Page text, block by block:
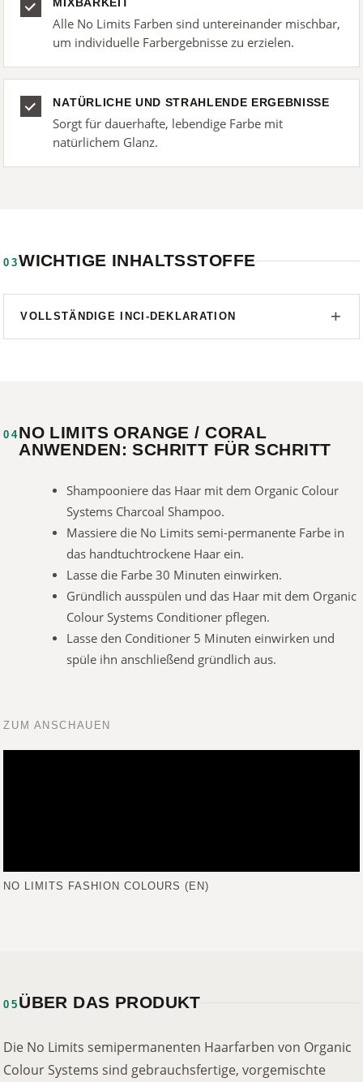
MIXBARKEIT
Alle No Limits Farben sind untereinander mischbar,
um individuelle Farbergebnisse zu erzielen.
NATÜRLICHE UND STRAHLENDE ERGEBNISSE
Sorgt für dauerhafte, lebendige Farbe mit
natürlichem Glanz.
03WICHTIGE INHALTSSTOFFE
VOLLSTÄNDIGE INCI-DEKLARATION
04NO LIMITS ORANGE / CORAL
ANWENDEN: SCHRITT FÜR SCHRITT
Shampooniere das Haar mit dem Organic Colour
Systems Charcoal Shampoo.
Massiere die No Limits semi-permanente Farbe in
das handtuchtrockene Haar ein.
Lasse die Farbe 30 Minuten einwirken.
Gründlich ausspülen und das Haar mit dem Organic
Colour Systems Conditioner pflegen.
Lasse den Conditioner 5 Minuten einwirken und
spüle ihn anschließend gründlich aus.
ZUM ANSCHAUEN
NO LIMITS FASHION COLOURS (EN)
05 ÜBER DAS PRODUKT
Die No Limits semipermanenten Haarfarben von Organic
Colour Systems sind gebrauchsfertige, vorgemischte